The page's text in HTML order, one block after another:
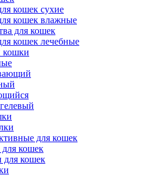
кошек сухие
кошек влажные
для кошек
кошек лечебные
кошки
для кошек
кошек
кошек